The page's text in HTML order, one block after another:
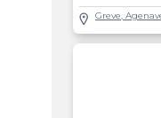
Greve,